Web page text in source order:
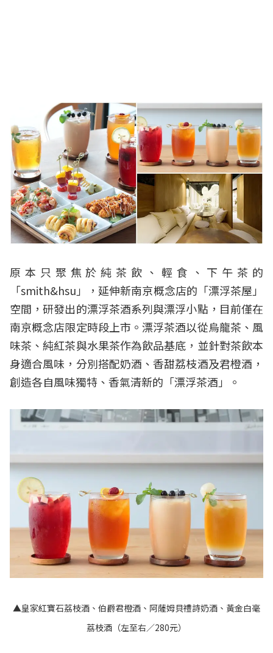
原本只聚焦於純茶飲、輕食、下午茶的
「smith&hsu」，延伸新南京概念店的「漂浮茶屋」
空間，研發出的漂浮茶酒系列與漂浮小點，目前僅在
南京概念店限定時段上市。漂浮茶酒以從烏龍茶、風
味茶、純紅茶與水果茶作為飲品基底，並針對茶飲本
身適合風味，分別搭配奶酒、香甜荔枝酒及君橙酒，
創造各自風味獨特、香氣清新的「漂浮茶酒」。
▲皇家紅寶石荔枝酒、伯爵君橙酒、阿薩姆貝禮詩奶酒、黃金白毫
荔枝酒（左至右／280元）